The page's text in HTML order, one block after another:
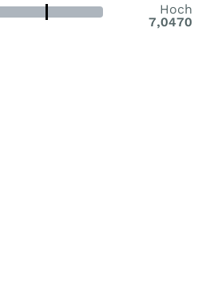
Hoch
7,0470